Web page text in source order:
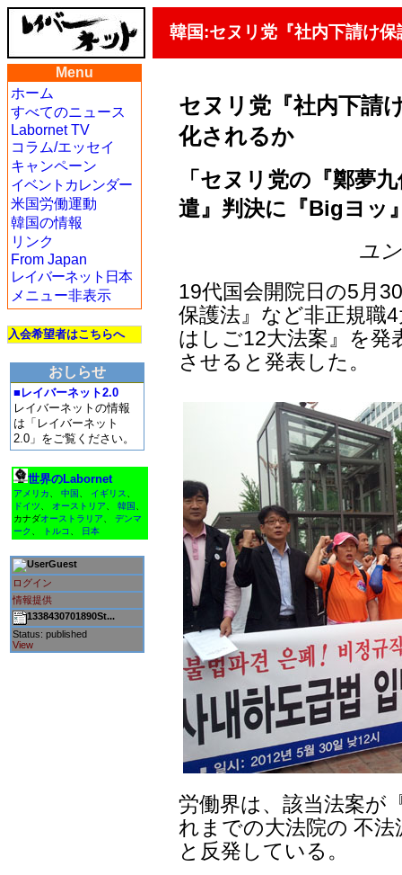
韓国:セヌリ党『社内下請け
Menu
ホーム
すべてのニュース
Labornet TV
コラム/エッセイ
キャンペーン
イベントカレンダー
米国労働運動
韓国の情報
リンク
From Japan
レイバーネット日本
メニュー非表示
入会希望者はこちらへ
おしらせ
■レイバーネット2.0
レイバーネットの情報
は「レイバーネット
2.0」をご覧ください。
世界のLabornet
アメリカ 中国 イギリス
ドイツ
オーストリア 韓国
カナダオーストラリア
デンマ
ーク
トルコ 日本
Guest
ログイン
情報提供
1338430701890St...
Status: published
View
セヌリ党『社内下請
化されるか
「セヌリ党の『鄭夢
遣』判決に『Bigヨッ
ユ
19代国会開院日の5月
保護法』など非正規職
はしご12大法案』を発
させると発表した。
労働界は、該当法案が
れまでの大法院の 不
と反発している。